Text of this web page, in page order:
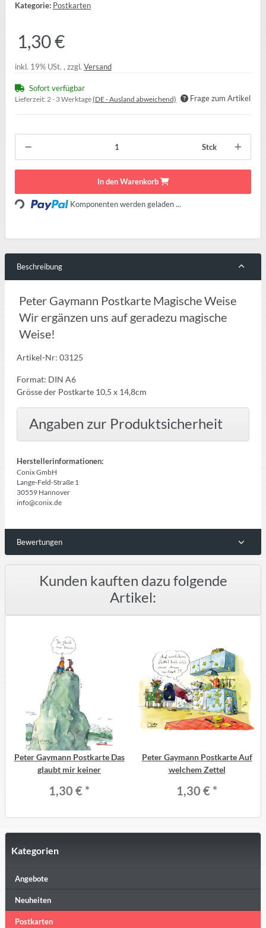
Kategorie: Postkarten
1,30 €
inkl. 19% USt. , zzgl. Versand
Sofort verfügbar
Lieferzeit: 2 - 3 Werktage(DE - Ausland abweichend) Frage zum Artikel
Stck
In den Warenkorb
Loading... Komponenten werden geladen ...
Beschreibung
Peter Gaymann Postkarte Magische Weise
Wir ergänzen uns auf geradezu magische
Weise!
Artikel-Nr: 03125
Format: DIN A6
Grösse der Postkarte 10,5 x 14,8cm
Angaben zur Produktsicherheit
Herstellerinformationen:
Conix GmbH
Lange-Feld-Straße 1
30559 Hannover
info@conix.de
Bewertungen
Kunden kauften dazu folgende
Artikel:
Peter Gaymann Postkarte Das
glaubt mir keiner
1,30 € *
Peter Gaymann Postkarte Auf
welchem Zettel
1,30 € *
Kategorien
Angebote
Neuheiten
Postkarten